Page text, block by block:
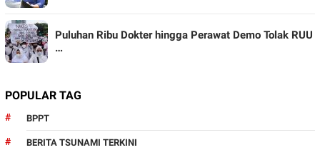
Puluhan Ribu Dokter hingga Perawat Demo Tolak RUU
…
POPULAR TAG
BPPT
BERITA TSUNAMI TERKINI